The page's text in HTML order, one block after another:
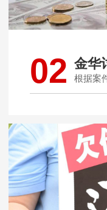
02 金华
根据案